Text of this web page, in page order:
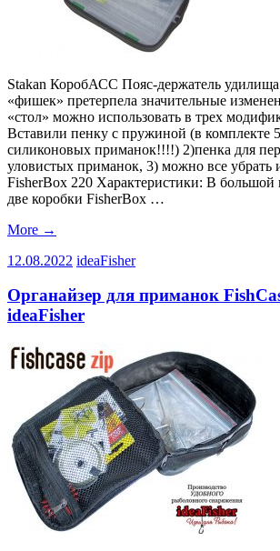
Stakan КоробАСС Пояс-держатель
«фишек» претерпела значительные
«стол» можно использовать в трех
Вставили пенку с пружиной (в комплекте
силиконовых приманок!!!!) 2)пенка для
уловистых приманок, 3) можно все убрать
FisherBox 220 Характеристики: В большой
две коробки FisherBox …
More →
12.08.2022 ideaFisher
Органайзер для приманок
ideaFisher